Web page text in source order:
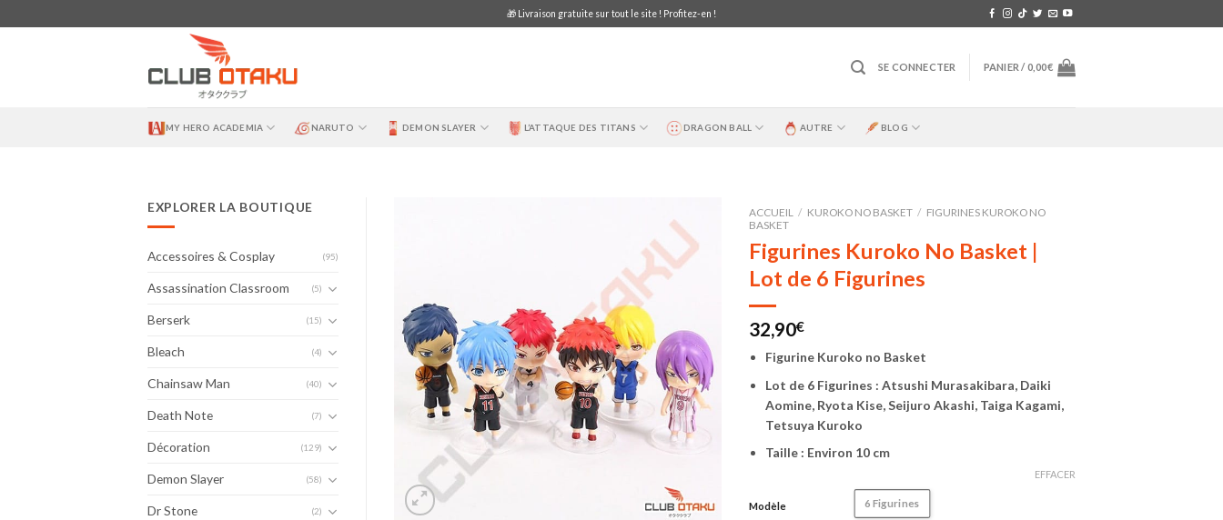
to
🎁 Livraison gratuite sur tout le site ! Profitez-en !
SE CONNECTER PANIER /0,00€
MY HERO ACADEMIA NARUTO DEMON SLAYER L’ATTAQUE DES TITANS DRAGON BALL AUTRE BLOG
EXPLORER LA BOUTIQUE
Accessoires & Cosplay (95)
Assassination Classroom (5)
Berserk (15)
Bleach (4)
Chainsaw Man (40)
Death Note (7)
Décoration (129)
Demon Slayer (58)
Dr Stone (2)
ACCUEIL / KUROKO NO BASKET / FIGURINES KUROKO NO
BASKET
Figurines Kuroko No Basket |
Lot de 6 Figurines
32,90€
Figurine Kuroko no Basket
Lot de 6 Figurines : Atsushi Murasakibara, Daiki
Aomine, Ryota Kise, Seijuro Akashi, Taiga Kagami,
Tetsuya Kuroko
Taille : Environ 10 cm
Modèle 6 Figurines
EFFACER